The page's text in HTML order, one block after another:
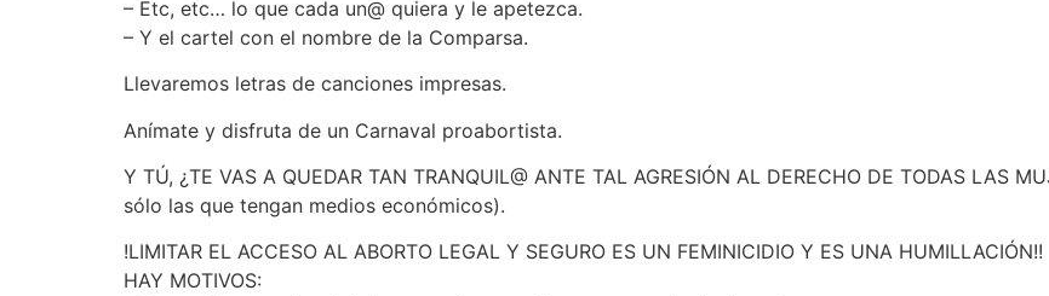
– Etc, etc… lo que cada un@ quiera y le apetezca.
– Y el cartel con el nombre de la Comparsa.
Llevaremos letras de canciones impresas.
Anímate y disfruta de un Carnaval proabortista.
Y TÚ, ¿TE VAS A QUEDAR TAN TRANQUIL@ ANTE TAL AGRESIÓN AL DERECHO DE TODAS LAS
sólo las que tengan medios económicos).
!LIMITAR EL ACCESO AL ABORTO LEGAL Y SEGURO ES UN FEMINICIDIO Y ES UNA HUMILLACIÓN!!
HAY MOTIVOS: